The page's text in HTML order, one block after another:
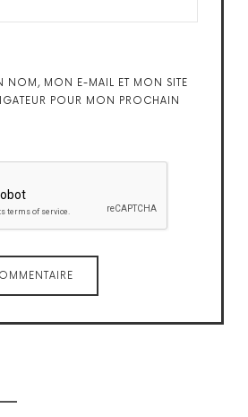
NOM, MON E-MAIL ET MON SITE
POUR MON PROCHAIN